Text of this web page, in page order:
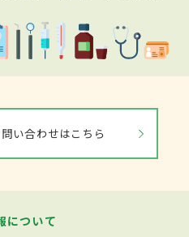
い合わせはこちら
について